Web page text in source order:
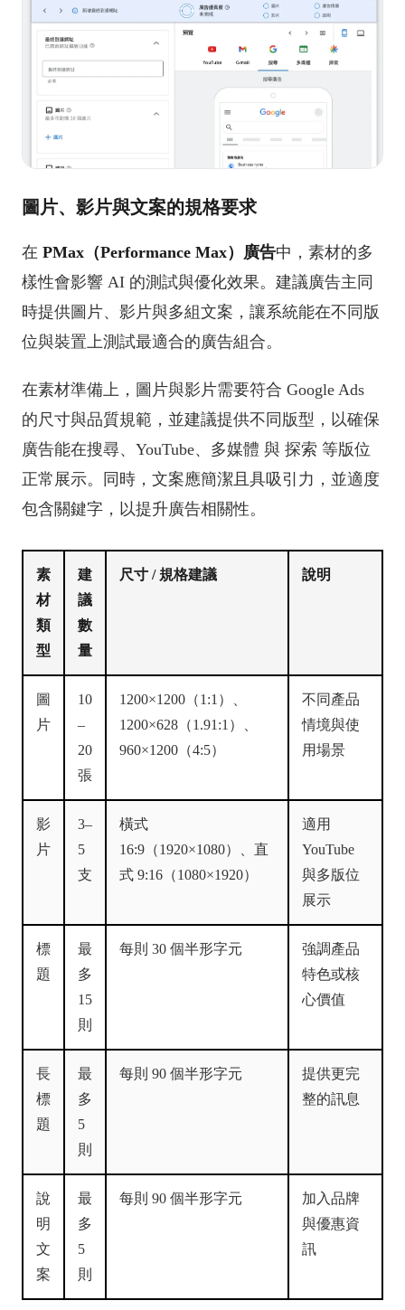
圖片、影片與文案的規格要求
在 PMax（Performance Max）廣告中，素材的多
樣性會影響 AI 的測試與優化效果。建議廣告主同
時提供圖片、影片與多組文案，讓系統能在不同版
位與裝置上測試最適合的廣告組合。
在素材準備上，圖片與影片需要符合 Google Ads
的尺寸與品質規範，並建議提供不同版型，以確保
廣告能在搜尋、YouTube、多媒體 與 探索 等版位
正常展示。同時，文案應簡潔且具吸引力，並適度
包含關鍵字，以提升廣告相關性。
素
材
類
型
建
議
數
量
尺寸 / 規格建議 說明
圖
片
10
–
20
張
1200×1200（1:1）、
1200×628（1.91:1）、
960×1200（4:5）
不同產品
情境與使
用場景
影
片
3–
5
支
橫式
16:9（1920×1080）、直
式 9:16（1080×1920）
適用
YouTube
與多版位
展示
標
題
最
多
15
則
每則 30 個半形字元
強調產品
特色或核
心價值
長
標
題
最
多
5
則
每則 90 個半形字元
提供更完
整的訊息
說
明
文
案
最
多
5
則
每則 90 個半形字元
加入品牌
與優惠資
訊